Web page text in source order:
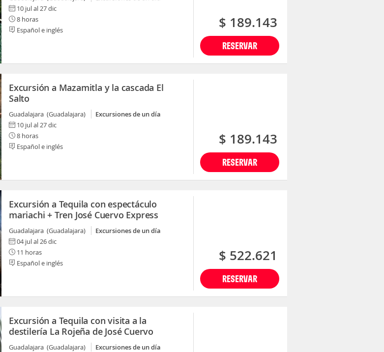
10 jul al 27 dic
8 horas
Español e inglés
RESERVAR
$ 189.143
Excursión a Mazamitla y la cascada El
Salto
Guadalajara (Guadalajara)
Excursiones de un día
10 jul al 27 dic
8 horas
Español e inglés
RESERVAR
$ 189.143
Excursión a Tequila con espectáculo
mariachi + Tren José Cuervo Express
Guadalajara (Guadalajara)
Excursiones de un día
04 jul al 26 dic
11 horas
Español e inglés
RESERVAR
$ 522.621
Excursión a Tequila con visita a la
destilería La Rojeña de José Cuervo
Guadalajara (Guadalajara)
Excursiones de un día